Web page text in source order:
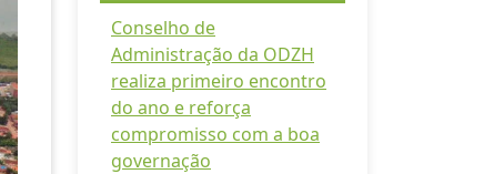
Conselho de
Administração da ODZH
realiza primeiro encontro
do ano e reforça
compromisso com a boa
governação